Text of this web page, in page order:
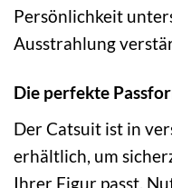
Persönlichkeit
Ausstrahlung
Die perfekte
Der Catsuit ist in
erhältlich, um
Ihrer Figur passt.